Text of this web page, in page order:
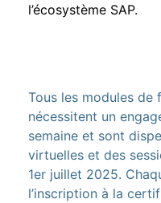
l’écosystème SAP.
Tous les modules de
nécessitent un
semaine et sont
virtuelles et des
1er juillet 2025.
l’inscription à la